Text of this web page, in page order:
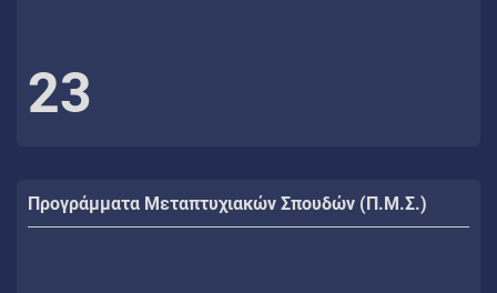
23
Προγράμματα Μεταπτυχιακών Σπουδών (Π.Μ.Σ.)